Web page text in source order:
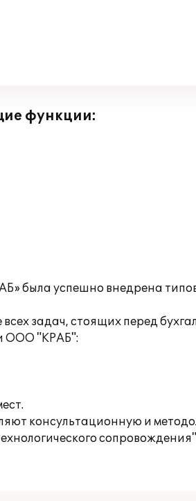
функции:
была успешно внедрена
задач, стоящих перед
ООО "КРАБ":
консультационную и